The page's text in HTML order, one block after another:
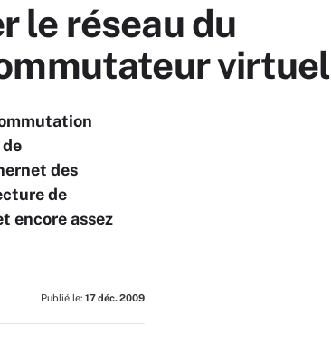
le réseau du
virtuel
des
de
encore assez
Publié le: 17 déc. 2009